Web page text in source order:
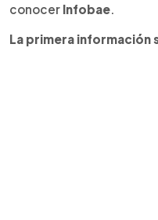
conocer Infobae
La primera información